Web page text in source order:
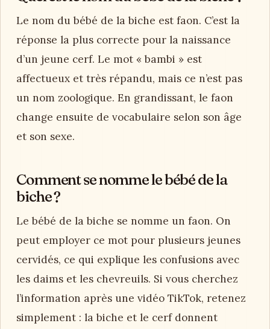
Le nom du bébé de la biche est faon. C’est la
réponse la plus correcte pour la naissance
d’un jeune cerf. Le mot « bambi » est
affectueux et très répandu, mais ce n’est pas
un nom zoologique. En grandissant, le faon
change ensuite de vocabulaire selon son âge
et son sexe.
Comment se nomme le bébé de la
biche ?
Le bébé de la biche se nomme un faon. On
peut employer ce mot pour plusieurs jeunes
cervidés, ce qui explique les confusions avec
les daims et les chevreuils. Si vous cherchez
l’information après une vidéo TikTok, retenez
simplement : la biche et le cerf donnent